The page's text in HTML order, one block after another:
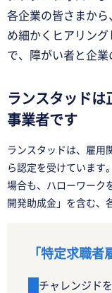
各企業の皆さまか
め細かくヒアリン
で、障がい者と企業
ランスタッドは
事業者です
ランスタッドは、雇用
ら認定を受けています
場合も、ハローワーク
開発助成金」を含む、
「特定求職
チャレンジド